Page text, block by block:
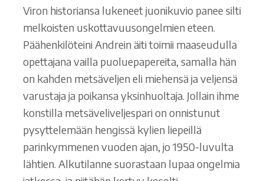
Viron historiansa lukeneet juonikuvio panee silti
melkoisten uskottavuusongelmien eteen.
Päähenkilöteini Andrein äiti toimii maaseudulla
opettajana vailla puoluepapereita, samalla hän
on kahden metsäveljen eli miehensä ja veljensä
varustaja ja poikansa yksinhuoltaja. Jollain ihme
konstilla metsäveliveljespari on onnistunut
pysyttelemään hengissä kylien liepeillä
parinkymmenen vuoden ajan, jo 1950-luvulta
lähtien. Alkutilanne suorastaan lupaa ongelmia